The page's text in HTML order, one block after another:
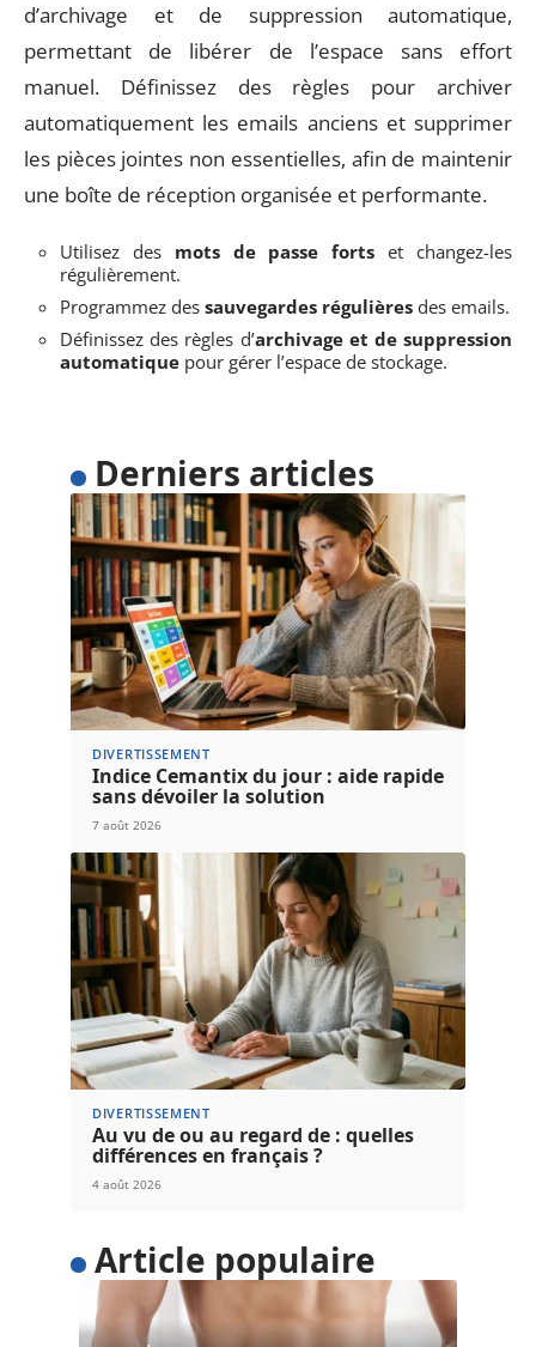
d’archivage et de suppression automatique,
permettant de libérer de l’espace sans effort
manuel. Définissez des règles pour archiver
automatiquement les emails anciens et supprimer
les pièces jointes non essentielles, afin de maintenir
une boîte de réception organisée et performante.
Utilisez des mots de passe forts et changez-les
régulièrement.
Programmez des sauvegardes régulières des emails.
Définissez des règles d’archivage et de suppression
automatique pour gérer l’espace de stockage.
Derniers articles
DIVERTISSEMENT
Indice Cemantix du jour : aide rapide
sans dévoiler la solution
7 août 2026
DIVERTISSEMENT
Au vu de ou au regard de : quelles
différences en français ?
4 août 2026
Article populaire